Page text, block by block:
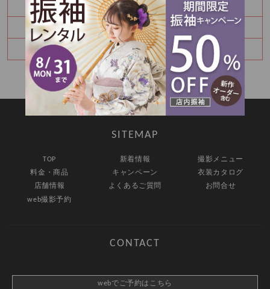
七五三詣りの神社紹介⛩️
8月振袖展示会予約受付中✨
卒業袴レンタルご予約承り中♪
SITEMAP
TOP 新着情報
撮影メニュー
料金・商品
キャンペーン
衣装カタログ
店舗情報
よくあるご質問
お問合せ
web撮影予約
CONTACT
webでご予約はこちら